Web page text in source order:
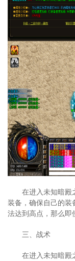
在进入未知暗殿
装备，确保自己的装
法达到高点，那么即
三、战术
在进入未知暗殿